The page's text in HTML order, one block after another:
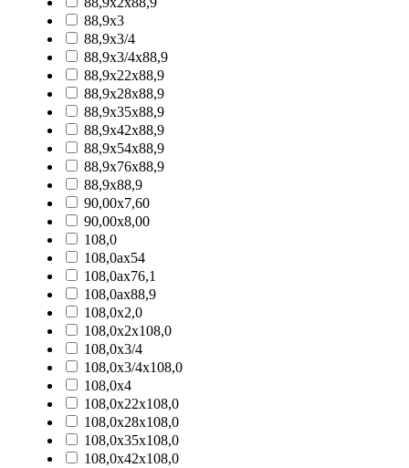
88,9x3
88,9x3/4
88,9x3/4x88,9
88,9x22x88,9
88,9x28x88,9
88,9x35x88,9
88,9x42x88,9
88,9x54x88,9
88,9x76x88,9
88,9x88,9
90,00x7,60
90,00x8,00
108,0
108,0ax54
108,0ax76,1
108,0ax88,9
108,0x2,0
108,0x2x108,0
108,0x3/4
108,0x3/4x108,0
108,0x4
108,0x22x108,0
108,0x28x108,0
108,0x35x108,0
108,0x42x108,0